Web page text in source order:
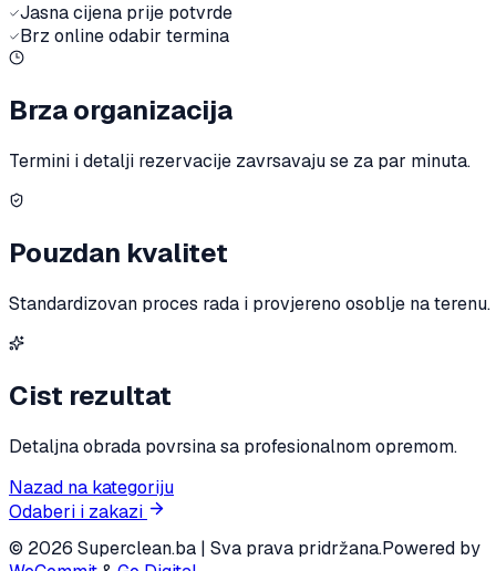
Jasna cijena prije potvrde
Brz online odabir termina
Brza organizacija
Termini i detalji rezervacije zavrsavaju se za par minuta.
Pouzdan kvalitet
Standardizovan proces rada i provjereno osoblje na terenu.
Cist rezultat
Detaljna obrada povrsina sa profesionalnom opremom.
Nazad na kategoriju
Odaberi i zakazi
© 2026 Superclean.ba | Sva prava pridržana.Powered by